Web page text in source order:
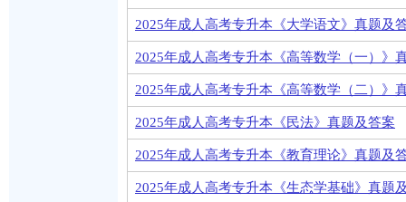
2025年成人高考专升本《大学语文》真题及
2025年成人高考专升本《高等数学（一）》
2025年成人高考专升本《高等数学（二）》
2025年成人高考专升本《民法》真题及答案
2025年成人高考专升本《教育理论》真题及
2025年成人高考专升本《生态学基础》真题